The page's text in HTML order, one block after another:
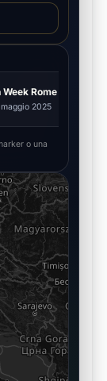
Rome
maggio 2025
o una